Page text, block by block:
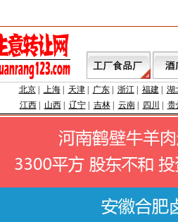
北京| 上海| 天津| 广东| 浙江| 福建| 湖
江西| 山西| 辽宁| 吉林| 云南| 四川 贵